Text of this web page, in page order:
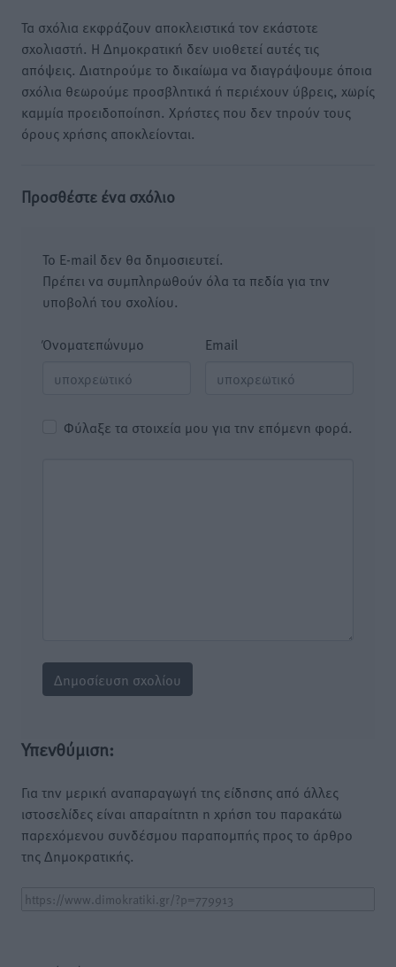
Τα σχόλια εκφράζουν αποκλειστικά τον εκάστοτε
σχολιαστή. Η Δημοκρατική δεν υιοθετεί αυτές τις
απόψεις. Διατηρούμε το δικαίωμα να διαγράψουμε όποια
σχόλια θεωρούμε προσβλητικά ή περιέχουν ύβρεις, χωρίς
καμμία προειδοποίηση. Χρήστες που δεν τηρούν τους
όρους χρήσης αποκλείονται.
Προσθέστε ένα σχόλιο
Το E-mail δεν θα δημοσιευτεί.
Πρέπει να συμπληρωθούν όλα τα πεδία για την
υποβολή του σχολίου.
Όνοματεπώνυμο Email
Φύλαξε τα στοιχεία μου για την επόμενη φορά.
Υπενθύμιση:
Για την μερική αναπαραγωγή της είδησης από άλλες
ιστοσελίδες είναι απαραίτητη η χρήση του παρακάτω
παρεχόμενου συνδέσμου παραπομπής προς το άρθρο
της Δημοκρατικής.